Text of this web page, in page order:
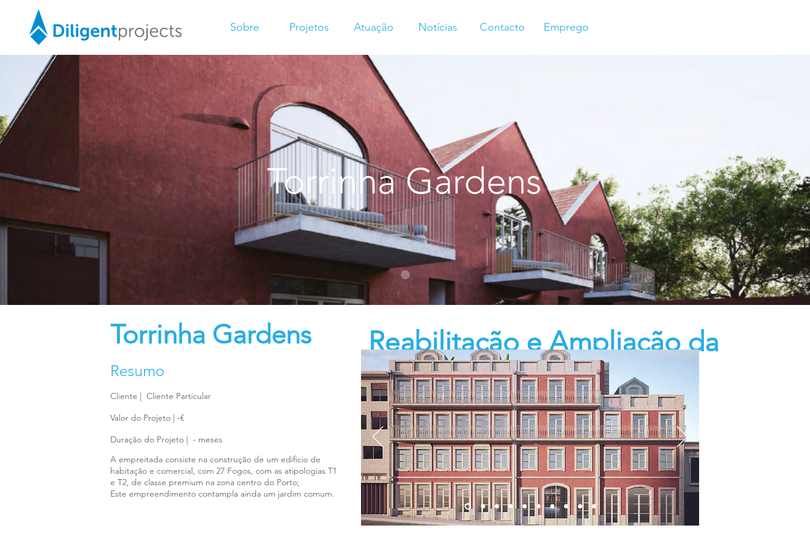
Sobre Projetos Atuação Notícias Contacto Emprego
Torrinha Gardens
Reabilitação e Ampliação da
Escola Básica Alice Vieira
Torrinha Gardens
Resumo
Cliente | Cliente Particular
Valor do Projeto | -€
Duração do Projeto | - meses
A empreitada consiste na construção de um edificio de
habitação e comercial, com 27 Fogos, com as atipologias T1
e T2, de classe premium na zona centro do Porto;
Este empreendimento contampla ainda um jardim comum.